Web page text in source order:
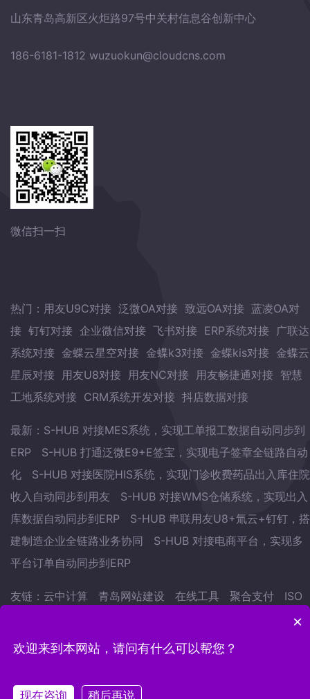
山东青岛高新区火炬路97号中关村信息谷创新中心
186-6181-1812 wuzuokun@cloudcns.com
微信扫一扫
热门： 用友U9C对接 泛微OA对接 致远OA对接 蓝凌OA对
接 钉钉对接 企业微信对接 飞书对接 ERP系统对接 广联达
系统对接 金蝶云星空对接 金蝶k3对接 金蝶kis对接 金蝶云
星辰对接 用友U8对接 用友NC对接 用友畅捷通对接 智慧
工地系统对接 CRM系统开发对接 抖店数据对接
最新： S-HUB 对接MES系统，实现工单报工数据自动同步到
ERP
S-HUB 打通泛微E9+E签宝，实现电子签章全链路自动
化
S-HUB 对接医院HIS系统，实现门诊收费药品出入库住院
收入自动同步到用友
S-HUB 对接WMS仓储系统，实现出入
库数据自动同步到ERP
S-HUB 串联用友U8+氚云+钉钉，搭
建制造企业全链路业务协同
S-HUB 对接电商平台，实现多
平台订单自动同步到ERP
友链： 云中计算 青岛网站建设 在线工具 聚合支付
ISO
地表水监测
站
所有鲁ICP备15007441号-12
×
欢迎来到本网站，请问有什么可以帮您？
现在咨询 稍后再说